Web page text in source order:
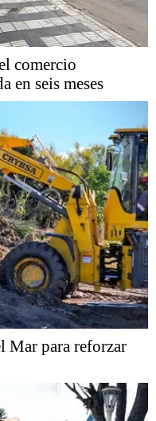
comercio
en seis meses
Mar para reforzar